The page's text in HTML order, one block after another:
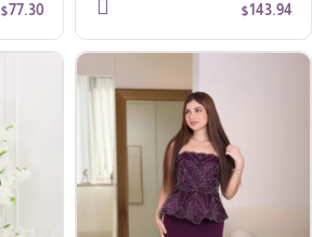
$143.94
$77.30